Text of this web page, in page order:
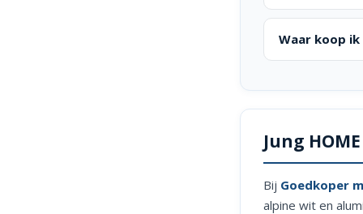
Waar koop ik
Jung
Bij Goedkoper
alpine wit en